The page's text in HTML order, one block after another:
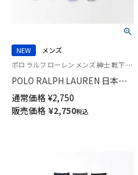
NEW
メンズ
ポロ ラルフ ローレン メンズ 紳士 靴下 26SS
POLO RALPH LAUREN 日本製
アメリカンシーアイランドコッ
トン ペイズリー クルー丈 ソッ
クス 02042713
通常価格 ¥2,750
販売価格 ¥2,750税込